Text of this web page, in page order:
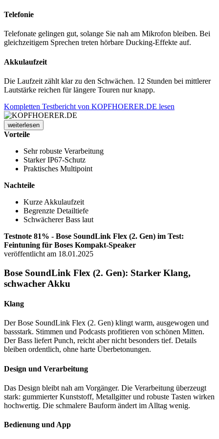
Telefonie
Telefonate gelingen gut, solange Sie nah am Mikrofon bleiben. Bei
gleichzeitigem Sprechen treten hörbare Ducking-Effekte auf.
Akkulaufzeit
Die Laufzeit zählt klar zu den Schwächen. 12 Stunden bei mittlerer
Lautstärke reichen für längere Touren nur knapp.
Kompletten Testbericht von KOPFHOERER.DE lesen
weiterlesen
Vorteile
Sehr robuste Verarbeitung
Starker IP67-Schutz
Praktisches Multipoint
Nachteile
Kurze Akkulaufzeit
Begrenzte Detailtiefe
Schwächerer Bass laut
Testnote 81% - Bose SoundLink Flex (2. Gen) im Test:
Feintuning für Boses Kompakt-Speaker
veröffentlicht am 18.01.2025
Bose SoundLink Flex (2. Gen): Starker Klang,
schwacher Akku
Klang
Der Bose SoundLink Flex (2. Gen) klingt warm, ausgewogen und
bassstark. Stimmen und Podcasts profitieren von schönen Mitten.
Der Bass liefert Punch, reicht aber nicht besonders tief. Details
bleiben ordentlich, ohne harte Überbetonungen.
Design und Verarbeitung
Das Design bleibt nah am Vorgänger. Die Verarbeitung überzeugt
stark: gummierter Kunststoff, Metallgitter und robuste Tasten wirken
hochwertig. Die schmalere Bauform ändert im Alltag wenig.
Bedienung und App